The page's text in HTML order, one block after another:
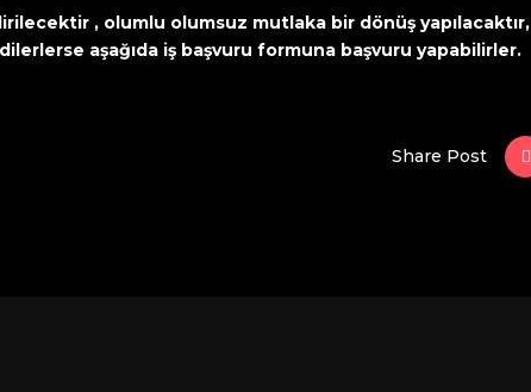
, olumlu olumsuz mutlaka bir dönüş yapılacaktır,
aşağıda iş başvuru formuna başvuru yapabilirler.
Share Post